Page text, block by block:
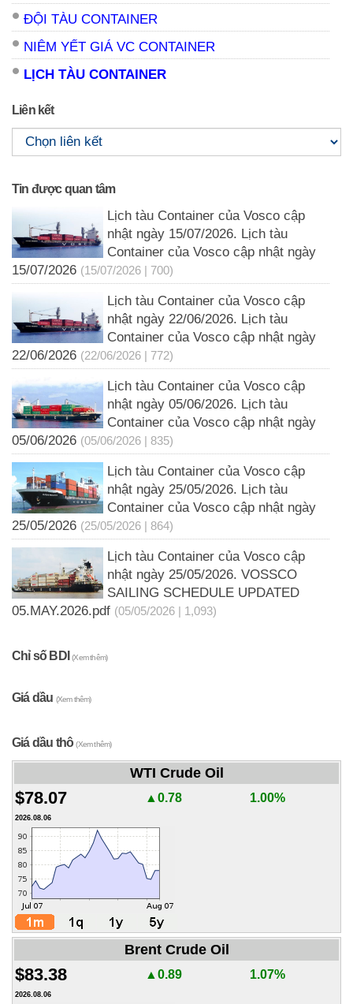
ĐỘI TÀU CONTAINER
NIÊM YẾT GIÁ VC CONTAINER
LỊCH TÀU CONTAINER
Liên kết
Tin được quan tâm
Lịch tàu Container của Vosco cập
nhật ngày 15/07/2026. Lịch tàu
Container của Vosco cập nhật ngày
15/07/2026 (15/07/2026 | 700)
Lịch tàu Container của Vosco cập
nhật ngày 22/06/2026. Lịch tàu
Container của Vosco cập nhật ngày
22/06/2026 (22/06/2026 | 772)
Lịch tàu Container của Vosco cập
nhật ngày 05/06/2026. Lịch tàu
Container của Vosco cập nhật ngày
05/06/2026 (05/06/2026 | 835)
Lịch tàu Container của Vosco cập
nhật ngày 25/05/2026. Lịch tàu
Container của Vosco cập nhật ngày
25/05/2026 (25/05/2026 | 864)
Lịch tàu Container của Vosco cập
nhật ngày 25/05/2026. VOSSCO
SAILING SCHEDULE UPDATED
05.MAY.2026.pdf (05/05/2026 | 1,093)
Chỉ số BDI(Xem thêm)
Giá dầu (Xem thêm)
Giá dầu thô(Xem thêm)
WTI Crude Oil
$78.07 ▲0.78 1.00%
2026.08.06
Brent Crude Oil
$83.38 ▲0.89 1.07%
2026.08.06